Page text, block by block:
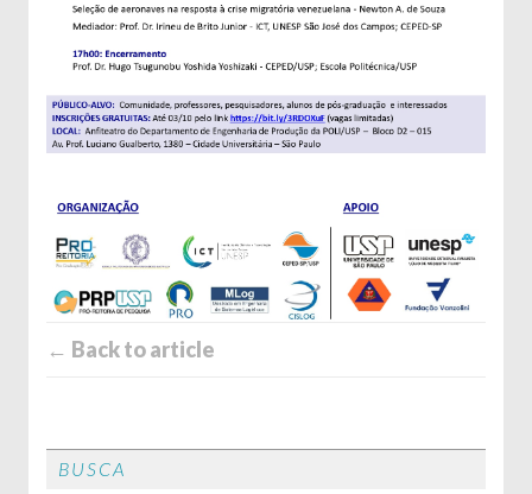
← Back to article
BUSCA